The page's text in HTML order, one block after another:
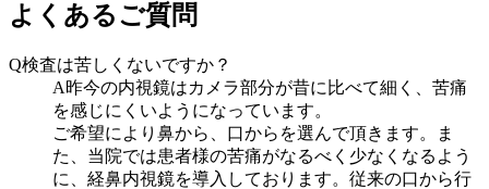
よくあるご質問
Q検査は苦しくないですか？
A昨今の内視鏡はカメラ部分が昔に比べて細く、苦痛
を感じにくいようになっています。
ご希望により鼻から、口からを選んで頂きます。ま
た、当院では患者様の苦痛がなるべく少なくなるよう
に、経鼻内視鏡を導入しております。従来の口から行